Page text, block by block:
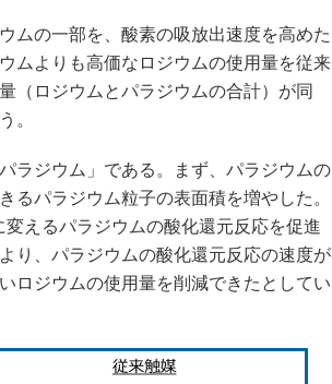
知財マネジメント
海外生産
グローバル設計・開発
新型コロナへの対応
ムの一部を、酸素の吸放出速度を高めた
ムよりも高価なロジウムの使用量を従来
（ロジウムとパラジウムの合計）が同
。
ラジウム」である。まず、パラジウムの
るパラジウム粒子の表面積を増やした。
えるパラジウムの酸化還元反応を促進
り、パラジウムの酸化還元反応の速度が
ロジウムの使用量を削減できたとしてい